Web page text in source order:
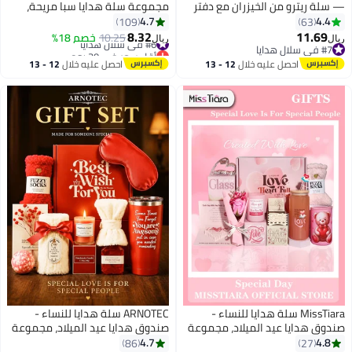
— سلة ريترو من الخيزران مع دفتر
أزرق، قلم عتيق، صابون مصنوع يدويًا
من تايلاند، شمع عطرية، منشفة
وقناع عين من الساتان — هدية
أنيقة لحفلات الزفاف، أعياد الميلاد،
والمناسبات التجارية
4.4
63
ريال11.69
#7 في سلال هدايا
#7 في سلال هدايا احصل عليه خلال 12 - 13
مجموعة سلة هدايا سبا مريحة،
أفكار هدايا فريدة للنساء، هدايا للأم
والأخت وأفضل صديق للزوجة، هدايا
للنساء للزملاء والمعلمين
والممرضات
4.7
109
ريال8.32
10.25خصم 18% #6 في سلال هدايا
أقل سعر في 30 يوم
#6 في سلال هدايا احصل عليه خلال 12 - 13
MissTiara سلة هدايا للنساء -
صندوق هدايا عيد الميلاد، مجموعة
4.8
27
ARNOTEC سلة هدايا للنساء -
صندوق هدايا عيد الميلاد، مجموعة
4.7
86